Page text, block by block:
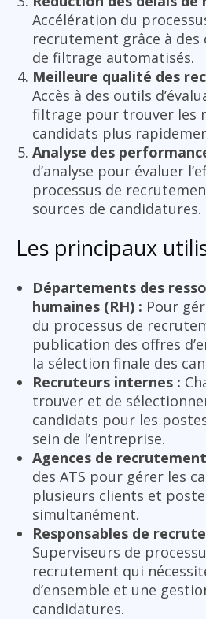
Accélération du
recrutement grâce à
de filtrage automatisés.
Meilleure qualité des
Accès à des outils
filtrage pour trouver les
candidats plus
Analyse des
d’analyse pour évaluer
processus de
sources de candidatures.
Les principaux
Départements des
humaines (RH) : Pour
du processus de
publication des offres
la sélection finale des
Recruteurs internes :
trouver et de
candidats pour les
sein de l’entreprise.
Agences de
des ATS pour gérer les
plusieurs clients et
simultanément.
Responsables de
Superviseurs de
recrutement qui
d’ensemble et une
candidatures.